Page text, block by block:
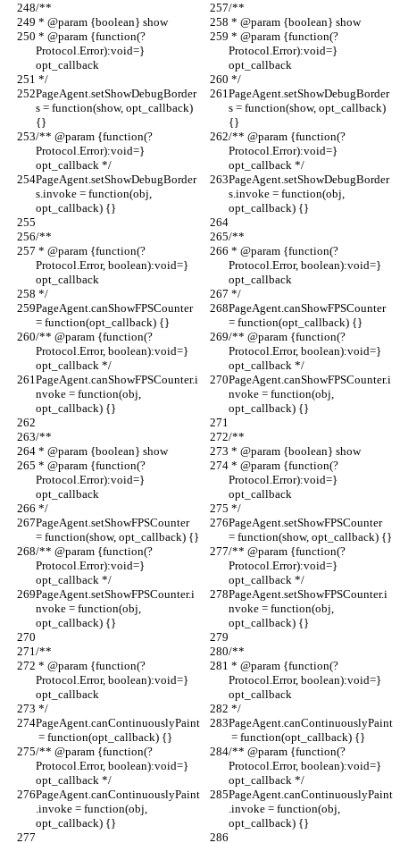
/**
/**
* @param {boolean} show
* @param {boolean} show
Protocol.Error):void=}
opt_callback
Protocol.Error):void=}
opt_callback
*/
*/
PageAgent.setShowDebugBorder
s = function(show, opt_callback)
{}
PageAgent.setShowDebugBorder
s = function(show, opt_callback)
{}
/** @param {function(?
Protocol.Error):void=}
opt_callback */
/** @param {function(?
Protocol.Error):void=}
opt_callback */
PageAgent.setShowDebugBorder
s.invoke = function(obj,
opt_callback) {}
PageAgent.setShowDebugBorder
s.invoke = function(obj,
opt_callback) {}
/**
/**
Protocol.Error, boolean):void=}
opt_callback
Protocol.Error, boolean):void=}
opt_callback
*/
*/
PageAgent.canShowFPSCounter
= function(opt_callback) {}
PageAgent.canShowFPSCounter
= function(opt_callback) {}
/** @param {function(?
Protocol.Error, boolean):void=}
opt_callback */
/** @param {function(?
Protocol.Error, boolean):void=}
opt_callback */
PageAgent.canShowFPSCounter.i
nvoke = function(obj,
opt_callback) {}
PageAgent.canShowFPSCounter.i
nvoke = function(obj,
opt_callback) {}
/**
/**
* @param {boolean} show
* @param {boolean} show
Protocol.Error):void=}
opt_callback
Protocol.Error):void=}
opt_callback
*/
*/
PageAgent.setShowFPSCounter
= function(show, opt_callback) {}
PageAgent.setShowFPSCounter
= function(show, opt_callback) {}
/** @param {function(?
Protocol.Error):void=}
opt_callback */
/** @param {function(?
Protocol.Error):void=}
opt_callback */
PageAgent.setShowFPSCounter.i
nvoke = function(obj,
opt_callback) {}
PageAgent.setShowFPSCounter.i
nvoke = function(obj,
opt_callback) {}
/**
/**
Protocol.Error, boolean):void=}
opt_callback
Protocol.Error, boolean):void=}
opt_callback
*/
*/
PageAgent.canContinuouslyPaint
= function(opt_callback) {}
PageAgent.canContinuouslyPaint
= function(opt_callback) {}
/** @param {function(?
Protocol.Error, boolean):void=}
opt_callback */
/** @param {function(?
Protocol.Error, boolean):void=}
opt_callback */
PageAgent.canContinuouslyPaint
.invoke = function(obj,
opt_callback) {}
PageAgent.canContinuouslyPaint
.invoke = function(obj,
opt_callback) {}